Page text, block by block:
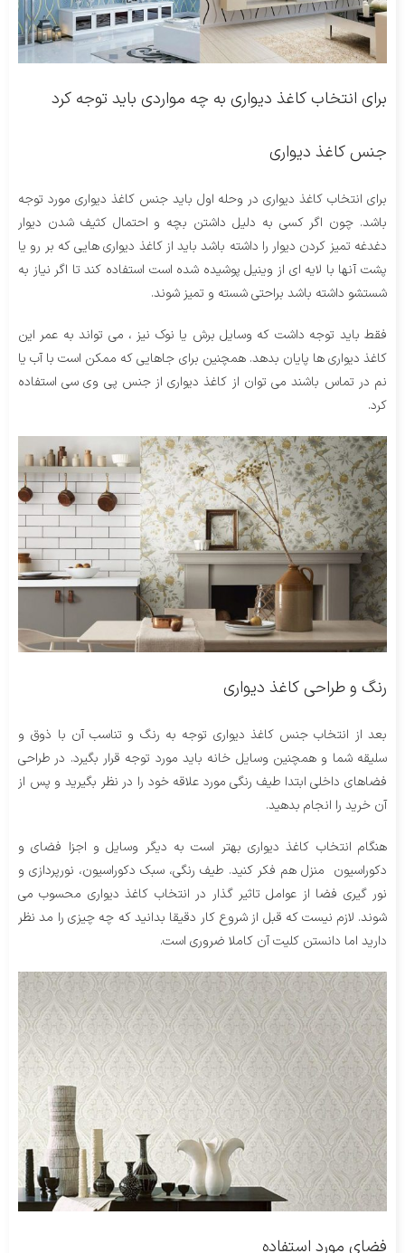
برای انتخاب کاغذ دیواری به چه مواردی باید توجه کرد
جنس کاغذ دیواری
برای انتخاب کاغذ دیواری در وحله اول باید جنس کاغذ دیواری مورد توجه
باشد. چون اگر کسی به دلیل داشتن بچه و احتمال کثیف شدن دیوار
دغدغه تمیز کردن دیوار را داشته باشد باید از کاغذ دیواری هایی که بر رو یا
پشت آنها با لایه ای از وینیل پوشیده شده است استفاده کند تا اگر نیاز به
شستشو داشته باشد براحتی شسته و تمیز شوند.
فقط باید توجه داشت که وسایل برش یا نوک نیز ، می تواند به عمر این
کاغذ دیواری ها پایان بدهد‌. همچنین برای جاهایی که ممکن است با آب یا
نم در تماس باشند می توان از کاغذ دیواری از جنس پی وی سی استفاده
کرد.
رنگ و طراحی کاغذ دیواری
بعد از انتخاب جنس کاغذ دیواری توجه به رنگ و تناسب آن با ذوق و
سلیقه شما و همچنین وسایل خانه باید مورد توجه قرار بگیرد. در طراحی
فضاهای داخلی ابتدا طیف رنگی مورد علاقه خود را در نظر بگیرید و پس از
آن خرید را انجام بدهید.
هنگام انتخاب کاغذ دیواری بهتر است به دیگر وسایل و اجزا فضای و
دکوراسیون منزل هم فکر کنید. طیف رنگی، سبک دکوراسیون، نورپردازی و
نور گیری فضا از عوامل تاثیر گذار در انتخاب کاغذ دیواری محسوب می
شوند. لازم نیست که قبل از شروع کار دقیقا بدانید که چه چیزی را مد نظر
دارید اما دانستن کلیت آن کاملا ضروری است.
فضای مورد استفاده